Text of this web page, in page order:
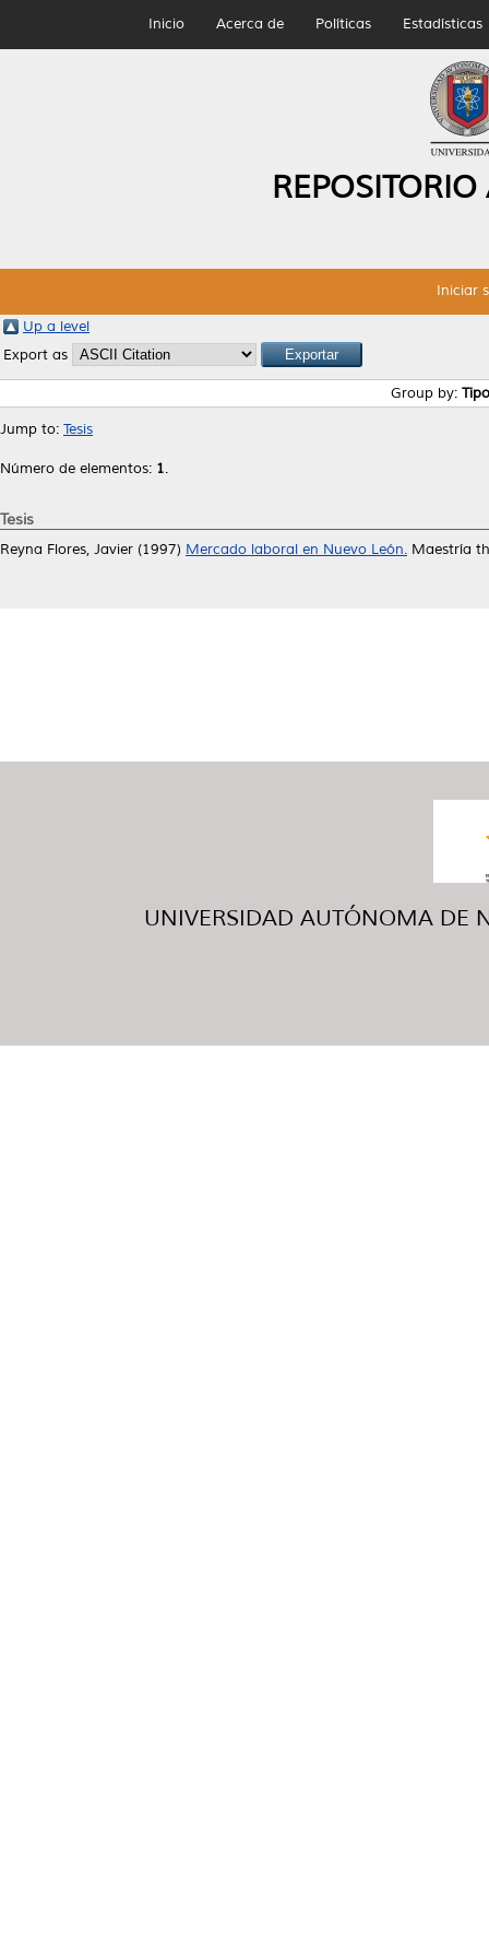
Inicio Acerca de Políticas Estadísticas
Iniciar
Up a level
Export as
Group by:
Jump to: Tesis
Número de elementos: 1.
Tesis
Reyna Flores, Javier (1997) Mercado laboral en Nuevo León. Maestría
UNIVERSIDAD AUTÓNOMA DE